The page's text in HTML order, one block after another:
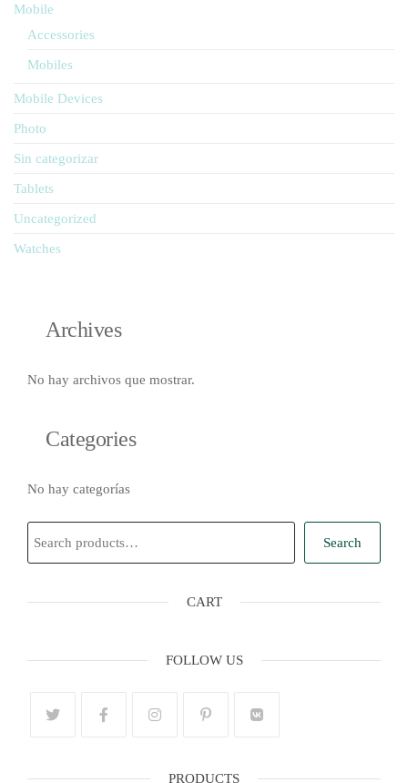
Mobile
Accessories
Mobiles
Mobile Devices
Photo
Sin categorizar
Tablets
Uncategorized
Watches
Archives
No hay archivos que mostrar.
Categories
No hay categorías
Search
CART
FOLLOW US
PRODUCTS